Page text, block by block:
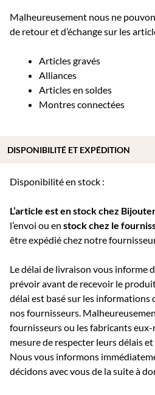
Malheureusement nous ne
de retour et d’échange sur les
Articles gravés
Alliances
Articles en soldes
Montres connectées
Disponibilité en stock :
L’article est en stock chez
l’envoi ou en stock chez le
être expédié chez notre
Le délai de livraison vous informe
prévoir avant de recevoir le
délai est basé sur les
nos fournisseurs.
fournisseurs ou les fabricants eux-
mesure de respecter leurs délais
Nous vous informons
décidons avec vous de la suite à
DISPONIBILITÉ ET EXPÉDITION